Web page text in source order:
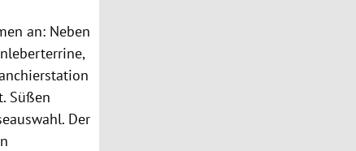
an: Neben
,
Süßen
Der